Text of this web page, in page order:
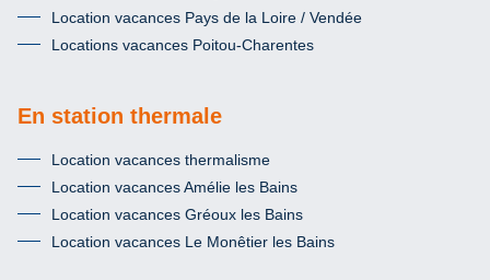
Location vacances Pays de la Loire / Vendée
Locations vacances Poitou-Charentes
En station thermale
Location vacances thermalisme
Location vacances Amélie les Bains
Location vacances Gréoux les Bains
Location vacances Le Monêtier les Bains